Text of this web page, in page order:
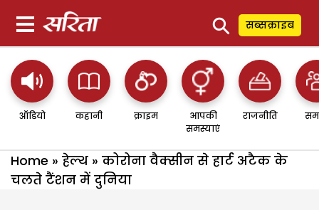
⚲ सब्सक्राइब
ऑडियो कहानी क्राइम
आपकी
समस्याएं
राजनीति
Home » हेल्थ » कोरोना वैक्सीन से हार्ट अटैक के
चलते टैंशन में दुनिया